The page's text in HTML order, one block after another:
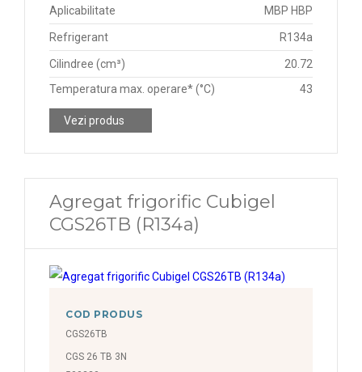
Aplicabilitate MBP HBP
Refrigerant R134a
Cilindree (cm³)
20.72
Temperatura max. operare* (°C)
43
Vezi produs
Agregat frigorific Cubigel
CGS26TB (R134a)
COD PRODUS
CGS26TB
CGS 26 TB 3N